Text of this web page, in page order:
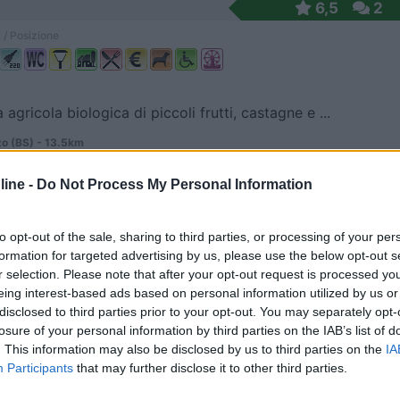
- Do Not Process My Personal Information
opt-out of the sale, sharing to third parties, or processing of your
for targeted advertising by us, please use the below opt-out
selection. Please note that after your opt-out request is processed
interest-based ads based on personal information utilized by us
to third parties prior to your opt-out. You may separately
of your personal information by third parties on the IAB’s list of
This information may also be disclosed by us to third parties on the
Participants that may further disclose it to other third parties.
6,5 2
agricola biologica di piccoli frutti, castagne e ...
(BS) - 13.5km
della Franciacorta, là dove i confini del lago...
San Martino (BS) - 19.5km
60